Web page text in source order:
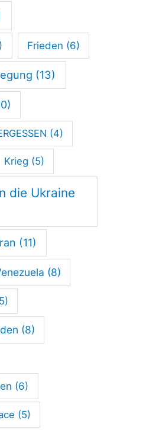
Frieden (6)
(13)
(4)
Krieg (5)
die Ukraine
(11)
(8)
(8)
(6)
(5)